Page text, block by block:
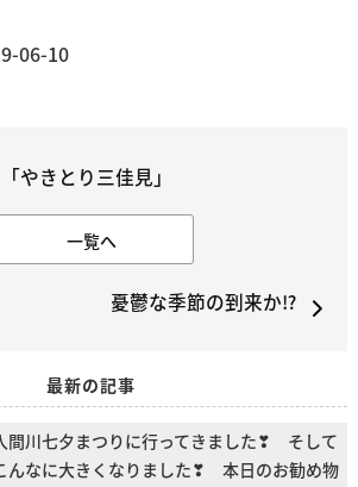
06-10
やきとり三佳見」
一覧へ
憂鬱な季節の到来か⁉
最新の記事
間川七夕まつりに行ってきました❣ そして
んなに大きくなりました❣ 本日のお勧め物